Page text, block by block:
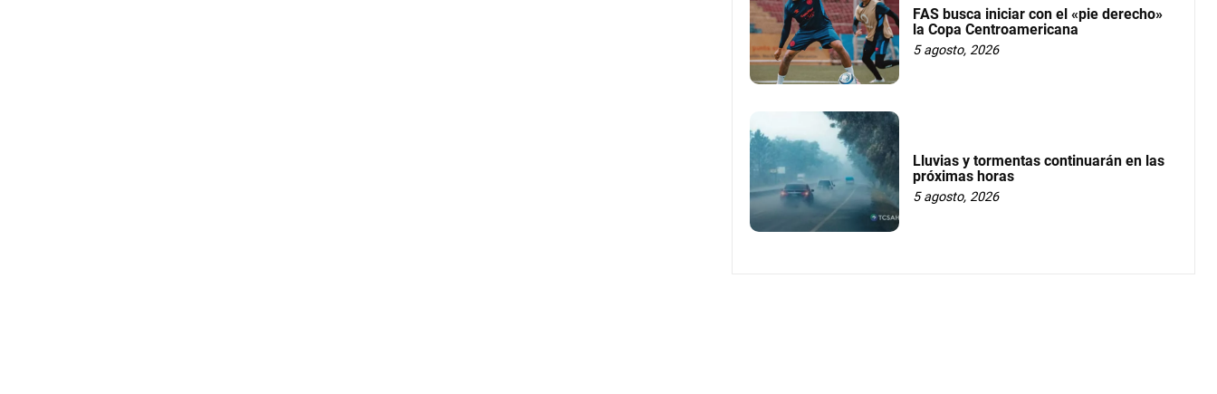
FAS busca iniciar con el «pie derecho»
la Copa Centroamericana
5 agosto, 2026
Lluvias y tormentas continuarán en las
próximas horas
5 agosto, 2026